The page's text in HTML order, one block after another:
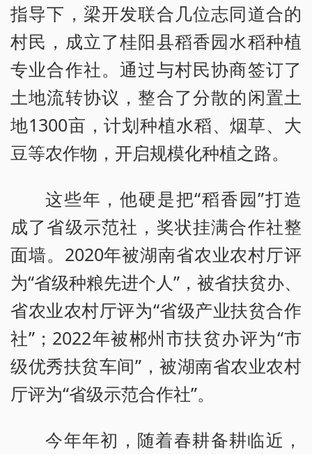
指导下，梁开发联合几位志同道合的
村民，成立了桂阳县稻香园水稻种植
专业合作社。通过与村民协商签订了
土地流转协议，整合了分散的闲置土
地1300亩，计划种植水稻、烟草、大
豆等农作物，开启规模化种植之路。
这些年，他硬是把“稻香园”打造
成了省级示范社，奖状挂满合作社整
面墙。2020年被湖南省农业农村厅评
为“省级种粮先进个人”，被省扶贫办、
省农业农村厅评为“省级产业扶贫合作
社”；2022年被郴州市扶贫办评为“市
级优秀扶贫车间”，被湖南省农业农村
厅评为“省级示范合作社”。
今年年初，随着春耕备耕临近，